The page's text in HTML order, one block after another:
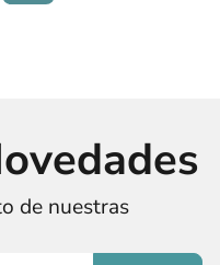
de nuestras